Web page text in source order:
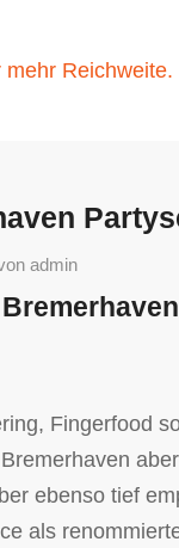
admin
Fingerfood
ebenso tief
als